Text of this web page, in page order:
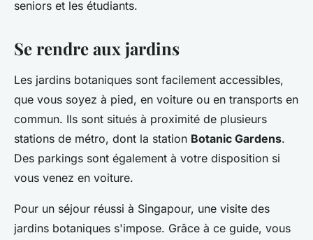
seniors et les étudiants.
Se rendre aux jardins
Les jardins botaniques sont facilement accessibles,
que vous soyez à pied, en voiture ou en transports en
commun. Ils sont situés à proximité de plusieurs
stations de métro, dont la station Botanic Gardens.
Des parkings sont également à votre disposition si
vous venez en voiture.
Pour un séjour réussi à Singapour, une visite des
jardins botaniques s'impose. Grâce à ce guide, vous